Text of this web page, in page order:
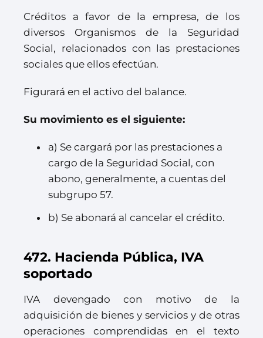
Créditos a favor de la empresa, de los
diversos Organismos de la Seguridad
Social, relacionados con las prestaciones
sociales que ellos efectúan.
Figurará en el activo del balance.
Su movimiento es el siguiente:
a) Se cargará por las prestaciones a
cargo de la Seguridad Social, con
abono, generalmente, a cuentas del
subgrupo 57.
b) Se abonará al cancelar el crédito.
472. Hacienda Pública, IVA
soportado
IVA devengado con motivo de la
adquisición de bienes y servicios y de otras
operaciones comprendidas en el texto